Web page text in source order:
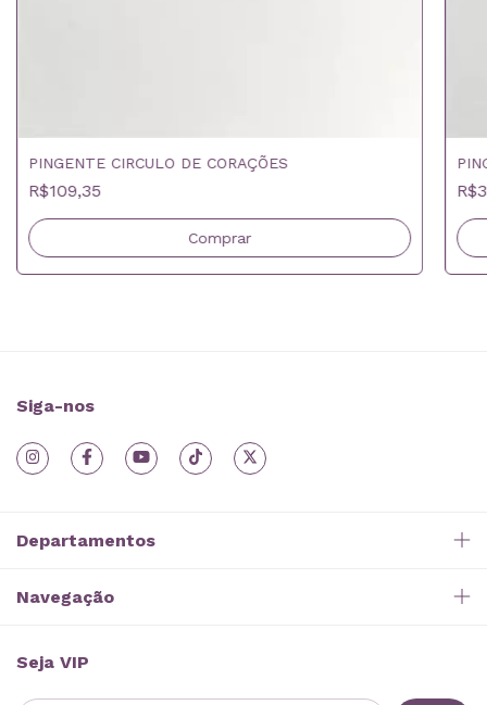
PINGENTE CIRCULO DE CORAÇÕES
R$109,35
Comprar
Siga-nos
Departamentos
Navegação
Seja VIP